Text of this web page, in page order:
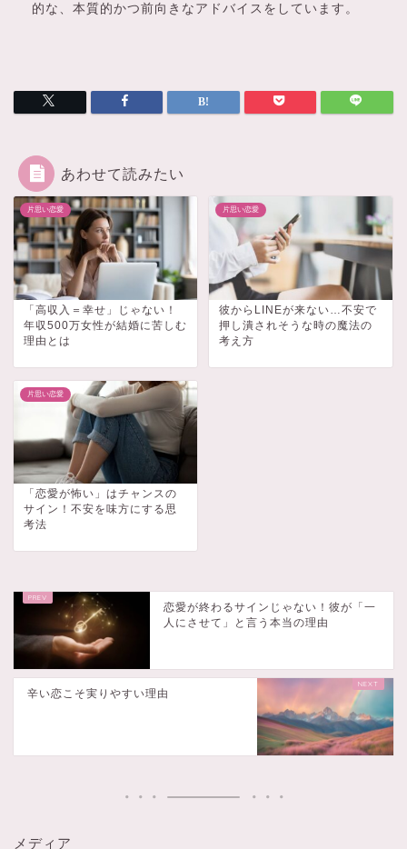
的な、本質的かつ前向きなアドバイスをしています。
あわせて読みたい
片思い恋愛
「高収入＝幸せ」じゃない！
年収500万女性が結婚に苦しむ
理由とは
片思い恋愛
彼からLINEが来ない…不安で
押し潰されそうな時の魔法の
考え方
片思い恋愛
「恋愛が怖い」はチャンスの
サイン！不安を味方にする思
考法
恋愛が終わるサインじゃない！彼が「一
人にさせて」と言う本当の理由
辛い恋こそ実りやすい理由
メディア